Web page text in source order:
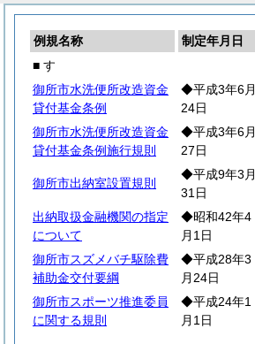
例規名称 制定年月日
■ す
御所市水洗便所改造資金
貸付基金条例
◆平成3年6月
24日
御所市水洗便所改造資金
貸付基金条例施行規則
◆平成3年6月
27日
御所市出納室設置規則
◆平成9年3月
31日
出納取扱金融機関の指定
について
◆昭和42年4
月1日
御所市スズメバチ駆除費
補助金交付要綱
◆平成28年3
月24日
御所市スポーツ推進委員
に関する規則
◆平成24年1
月1日